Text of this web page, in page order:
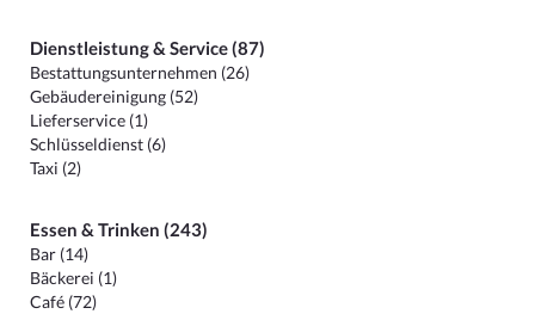
Dienstleistung & Service (87)
Bestattungsunternehmen (26)
Gebäudereinigung (52)
Lieferservice (1)
Schlüsseldienst (6)
Taxi (2)
Essen & Trinken (243)
Bar (14)
Bäckerei (1)
Café (72)